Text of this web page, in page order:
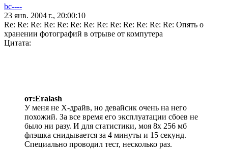
bc----
23 янв. 2004 г., 20:00:10
Re: Re: Re: Re: Re: Re: Re: Re: Re: Re: Re: Re: Re: Опять о
хранении фотографий в отрыве от компутера
Цитата:
от:Eralash
У меня не Х-драйв, но девайсик очень на него
похожий. За все время его эксплуатации сбоев не
было ни разу. И для статистики, моя 8х 256 мб
флэшка снидывается за 4 минуты и 15 секунд.
Специально проводил тест, несколько раз.